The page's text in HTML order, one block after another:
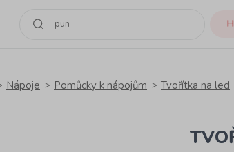
Nápoje Pomůcky k nápojům Tvořítka na led